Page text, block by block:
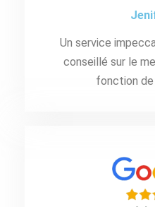
Un service
conseillé sur le
fonction de